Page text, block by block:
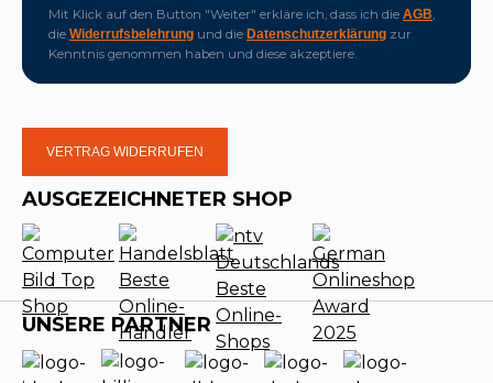
Mit Klick auf den Button "Weiter" erkläre ich, dass ich die AGB
die Widerrufsbelehrung und die Datenschutzerklärung zur
Kenntnis genommen haben und diese akzeptiere.
VERTRAG WIDERRUFEN
AUSGEZEICHNETER SHOP
UNSERE PARTNER